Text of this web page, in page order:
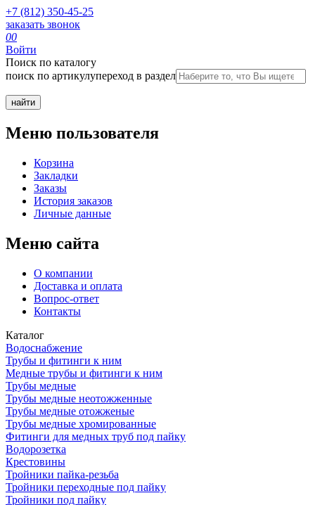
+7 (812) 350-45-25
заказать звонок
00
Войти
Поиск по каталогу
поиск по артикулупереход в раздел
Меню пользователя
Корзина
Закладки
Заказы
История заказов
Личные данные
Меню сайта
О компании
Доставка и оплата
Вопрос-ответ
Контакты
Каталог
Водоснабжение
Трубы и фитинги к ним
Медные трубы и фитинги к ним
Трубы медные
Трубы медные неотожженные
Трубы медные отожженые
Трубы медные хромированные
Фитинги для медных труб под пайку
Водорозетка
Крестовины
Тройники пайка-резьба
Тройники переходные под пайку
Тройники под пайку